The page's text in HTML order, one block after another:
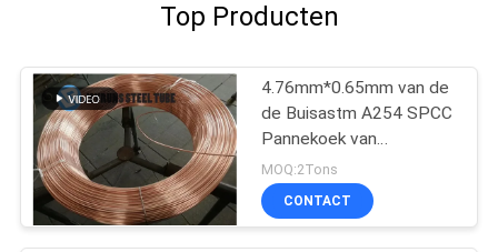
Top Producten
4.76mm*0.65mm van de
de Buisastm A254 SPCC
Pannekoek van
Staalbundy het
Koperbuis
MOQ:2Tons
CONTACT